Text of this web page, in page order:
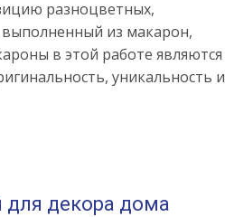
разноцветных,
из макарон,
в этой работе являются
уникальность и
для декора дома